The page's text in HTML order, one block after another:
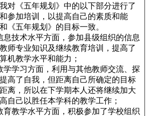
对《五年规划》中的以下部分进行了
参加培训，以提高自己的素质和能
《五年规划》的目标一致。
技术水平方面，参加县级组织的信息
师专业知识及继续教育培训，提高了
机教学水平和能力；
学习方面，利用与其他教师交流、探
高了自我，但距离自己所确定的目标
离，所以在下学期本人还将继续加大
自己以胜任本学科的教学工作；
教学水平方面，积极参加了学校组织